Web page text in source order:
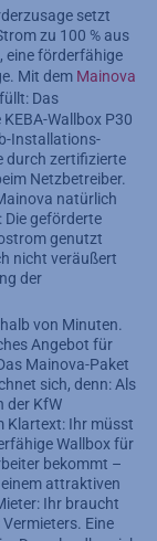
setzt
zu 100 % aus
eine förderfähige
Mit dem Mainova
Das
Wallbox P30
Installations-
durch zertifizierte
Netzbetreiber.
natürlich
Die geförderte
genutzt
nicht veräußert
der
von Minuten.
Angebot für
Mainova-Paket
sich, denn: Als
der KfW
Klartext: Ihr müsst
Wallbox für
bekommt –
attraktiven
Ihr braucht
Eine